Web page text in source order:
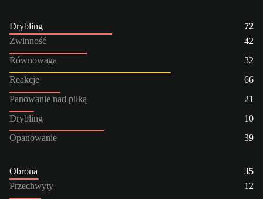
Drybling
72
Zwinność
42
Równowaga
32
Reakcje
66
Panowanie nad piłką
21
Drybling
10
Opanowanie
39
Obrona
35
Przechwyty
12